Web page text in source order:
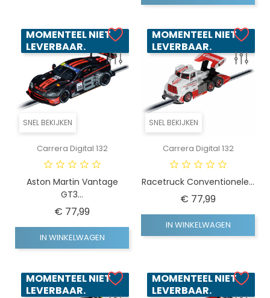
SNEL BEKIJKEN
MOMENTEEL NIET
LEVERBAAR.
Carrera Digital 132
Aston Martin Vantage
GT3...
€ 77,99Prijs
IN WINKELWAGEN
SNEL BEKIJKEN
MOMENTEEL NIET
LEVERBAAR.
Carrera Digital 132
Racetruck Conventionele...
€ 77,99Prijs
IN WINKELWAGEN
MOMENTEEL NIET
LEVERBAAR.
MOMENTEEL NIET
LEVERBAAR.